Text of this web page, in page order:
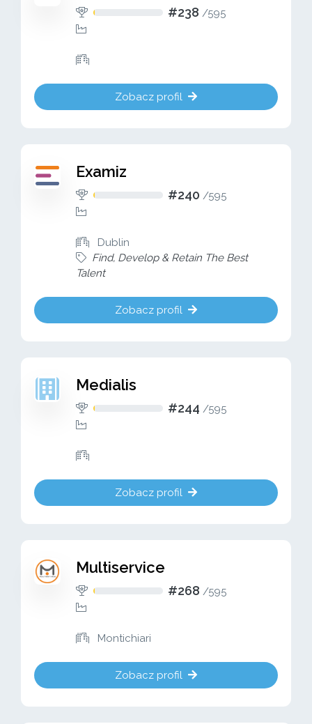
#238 /595
Zobacz profil
Examiz
#240 /595
Dublin
Find, Develop & Retain The Best
Talent
Zobacz profil
Medialis
#244 /595
Zobacz profil
Multiservice
#268 /595
Montichiari
Zobacz profil